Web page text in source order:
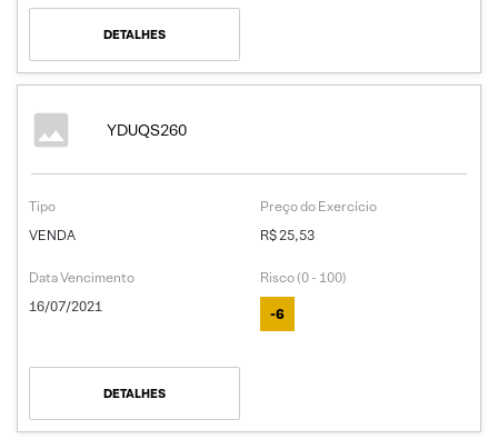
DETALHES
YDUQS260
Tipo
VENDA
Preço do Exercício
R$ 25,53
Data Vencimento
16/07/2021
Risco (0 - 100)
-6
DETALHES